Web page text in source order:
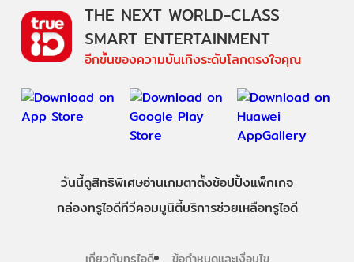
THE NEXT WORLD-CLASS
SMART ENTERTAINMENT
อีกขั้นของความบันเทิงระดับโลกตรงใจคุณ
วันนี้ดูสิทธิพิเศษอ่านเกมตาตั้งช้อปปิ้งแพ็กเกจ
กล่องทรูไอดีทีวีคอมมูนิตี้บริการช่วยเหลือทรูไอดี